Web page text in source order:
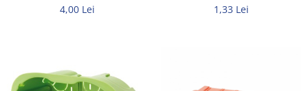
4,00 Lei
1,33 Lei